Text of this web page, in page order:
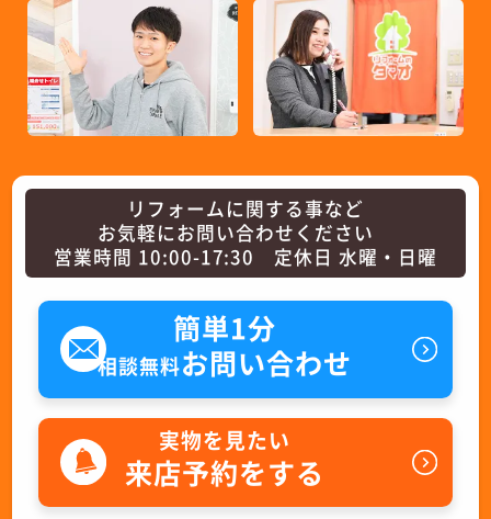
リフォームに関する事など
お気軽にお問い合わせください
営業時間 10:00-17:30 定休日 水曜・日曜
簡単1分
相談無料お問い合わせ
実物を見たい
来店予約をする